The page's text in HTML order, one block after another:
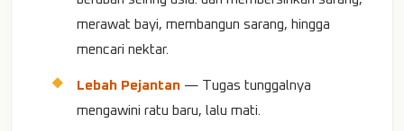
merawat bayi, membangun sarang, hingga
mencari nektar.
Lebah Pejantan — Tugas tunggalnya
mengawini ratu baru, lalu mati.